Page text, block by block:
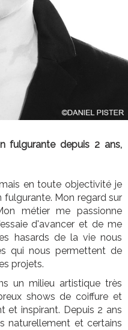
fulgurante depuis 2 ans,
en toute objectivité je
fulgurante. Mon regard sur
métier me passionne
d'avancer et de me
hasards de la vie nous
qui nous permettent de
projets.
un milieu artistique très
shows de coiffure et
et inspirant. Depuis 2 ans
naturellement et certains